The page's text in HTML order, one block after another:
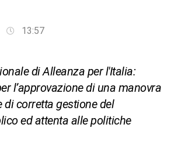
13:57
di Alleanza per l'Italia:
l’approvazione di una manovra
corretta gestione del
ed attenta alle politiche